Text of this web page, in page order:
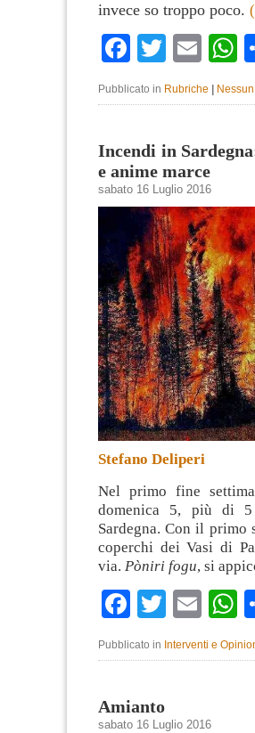
invece so troppo poco.
Facebook
Twitter
Pubblicato in Rubriche
Incendi in
e anime marce
sabato 16 Luglio 2016
Stefano Deliperi
Nel primo fine
domenica 5, più di
Sardegna. Con il
coperchi dei Vasi di
via. Pòniri fogu, si
Facebook
Twitter
Pubblicato in Interventi e
Amianto
sabato 16 Luglio 2016